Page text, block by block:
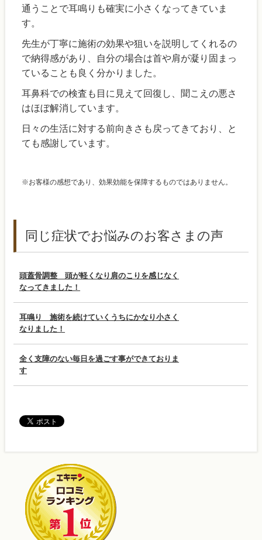
通うことで耳鳴りも確実に小さくなってきていま
す。
先生が丁寧に施術の効果や狙いを説明してくれるの
で納得感があり、自分の場合は首や肩が凝り固まっ
ていることも良く分かりました。
耳鼻科での検査も目に見えて回復し、聞こえの悪さ
はほぼ解消しています。
日々の生活に対する前向きさも戻ってきており、と
ても感謝しています。
※お客様の感想であり、効果効能を保障するものではありません。
同じ症状でお悩みのお客さまの声
頭蓋骨調整 頭が軽くなり肩のこりを感じなく
なってきました！
耳鳴り 施術を続けていくうちにかなり小さく
なりました！
全く支障のない毎日を過ごす事ができておりま
す